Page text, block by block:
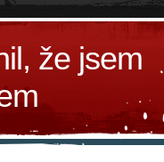
že jsem